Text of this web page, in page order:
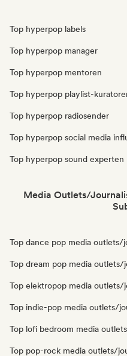
Top hyperpop labels
Top hyperpop manager
Top hyperpop mentoren
Top hyperpop playlist-
Top hyperpop radiosender
Top hyperpop social media
Top hyperpop sound experten
Media Outlets/
Top dance pop media outlets/
Top dream pop media outlets/
Top elektropop media outlets/
Top indie-pop media outlets/
Top lofi bedroom media
Top pop-rock media outlets/